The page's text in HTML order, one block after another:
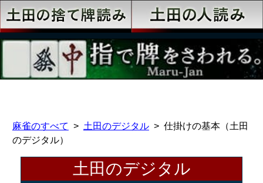
麻雀のすべて 土田のデジタル
仕掛けの基本（土田
のデジタル）
土田のデジタル